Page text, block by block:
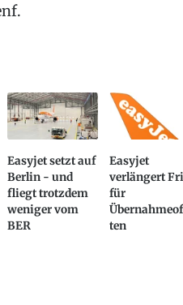
Easyjet setzt auf
Berlin - und
fliegt trotzdem
weniger vom
BER
Easyjet
verlängert
für
ten